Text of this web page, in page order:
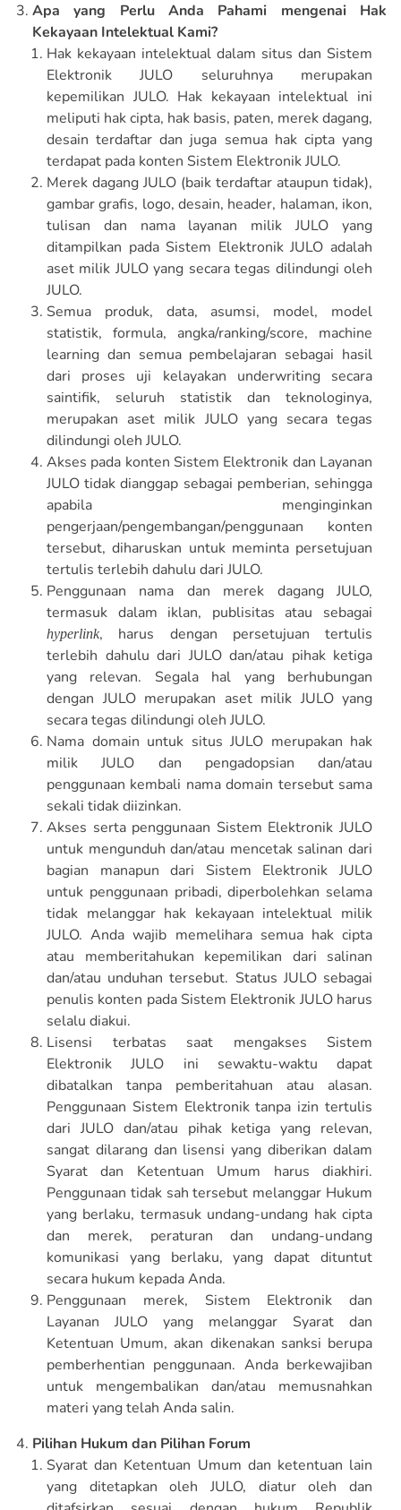
Apa yang Perlu Anda Pahami mengenai Hak
Kekayaan Intelektual Kami?
Hak kekayaan intelektual dalam situs dan Sistem
Elektronik JULO seluruhnya merupakan
kepemilikan JULO. Hak kekayaan intelektual ini
meliputi hak cipta, hak basis, paten, merek dagang,
desain terdaftar dan juga semua hak cipta yang
terdapat pada konten Sistem Elektronik JULO.
Merek dagang JULO (baik terdaftar ataupun tidak),
gambar grafis, logo, desain, header, halaman, ikon,
tulisan dan nama layanan milik JULO yang
ditampilkan pada Sistem Elektronik JULO adalah
aset milik JULO yang secara tegas dilindungi oleh
JULO.
Semua produk, data, asumsi, model, model
statistik, formula, angka/ranking/score, machine
learning dan semua pembelajaran sebagai hasil
dari proses uji kelayakan underwriting secara
saintifik, seluruh statistik dan teknologinya,
merupakan aset milik JULO yang secara tegas
dilindungi oleh JULO.
Akses pada konten Sistem Elektronik dan Layanan
JULO tidak dianggap sebagai pemberian, sehingga
apabila menginginkan
pengerjaan/pengembangan/penggunaan konten
tersebut, diharuskan untuk meminta persetujuan
tertulis terlebih dahulu dari JULO.
Penggunaan nama dan merek dagang JULO,
termasuk dalam iklan, publisitas atau sebagai
hyperlink, harus dengan persetujuan tertulis
terlebih dahulu dari JULO dan/atau pihak ketiga
yang relevan. Segala hal yang berhubungan
dengan JULO merupakan aset milik JULO yang
secara tegas dilindungi oleh JULO.
Nama domain untuk situs JULO merupakan hak
milik JULO dan pengadopsian dan/atau
penggunaan kembali nama domain tersebut sama
sekali tidak diizinkan.
Akses serta penggunaan Sistem Elektronik JULO
untuk mengunduh dan/atau mencetak salinan dari
bagian manapun dari Sistem Elektronik JULO
untuk penggunaan pribadi, diperbolehkan selama
tidak melanggar hak kekayaan intelektual milik
JULO. Anda wajib memelihara semua hak cipta
atau memberitahukan kepemilikan dari salinan
dan/atau unduhan tersebut. Status JULO sebagai
penulis konten pada Sistem Elektronik JULO harus
selalu diakui.
Lisensi terbatas saat mengakses Sistem
Elektronik JULO ini sewaktu-waktu dapat
dibatalkan tanpa pemberitahuan atau alasan.
Penggunaan Sistem Elektronik tanpa izin tertulis
dari JULO dan/atau pihak ketiga yang relevan,
sangat dilarang dan lisensi yang diberikan dalam
Syarat dan Ketentuan Umum harus diakhiri.
Penggunaan tidak sah tersebut melanggar Hukum
yang berlaku, termasuk undang-undang hak cipta
dan merek, peraturan dan undang-undang
komunikasi yang berlaku, yang dapat dituntut
secara hukum kepada Anda.
Penggunaan merek, Sistem Elektronik dan
Layanan JULO yang melanggar Syarat dan
Ketentuan Umum, akan dikenakan sanksi berupa
pemberhentian penggunaan. Anda berkewajiban
untuk mengembalikan dan/atau memusnahkan
materi yang telah Anda salin.
Pilihan Hukum dan Pilihan Forum
Syarat dan Ketentuan Umum dan ketentuan lain
yang ditetapkan oleh JULO, diatur oleh dan